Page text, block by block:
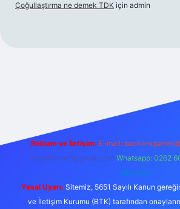
Çoğullaştırma ne demek TDK için admin
Reklam ve İletişim: E-mail:
forumhizmeti@gmail.com Whatsapp: 0262
@karabul
Yasal Uyarı: Sitemiz, 5651 Sayılı Kanun
ve İletişim Kurumu (BTK) tarafından